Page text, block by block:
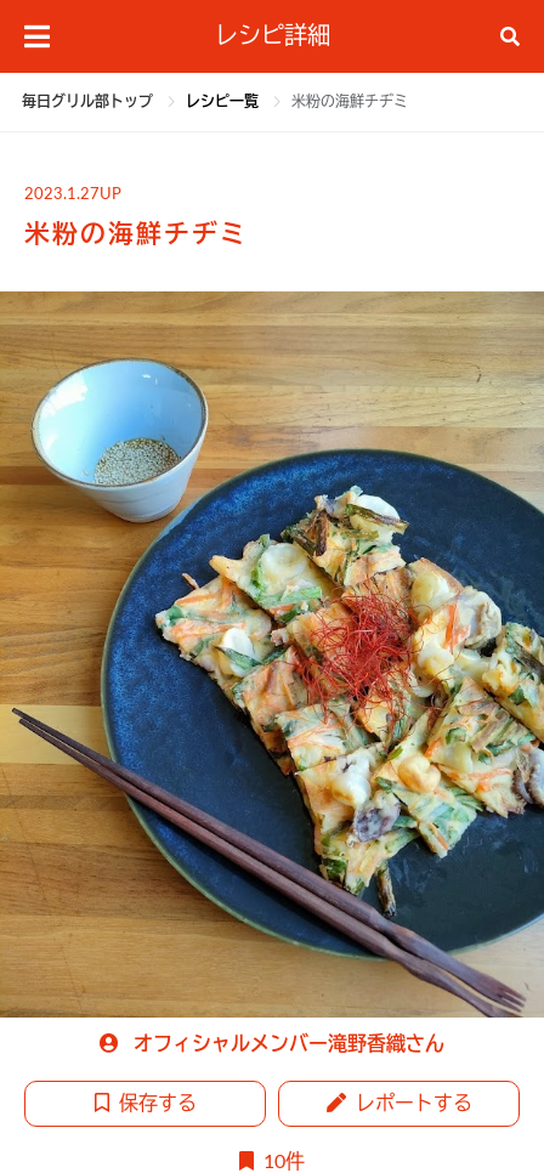
レシピ詳細
毎日グリル部トップ レシピ一覧 米粉の海鮮チヂミ
2023.1.27UP
米粉の海鮮チヂミ
オフィシャルメンバー滝野香織さん
保存する レポートする
10件